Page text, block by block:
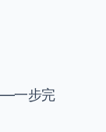
一步完